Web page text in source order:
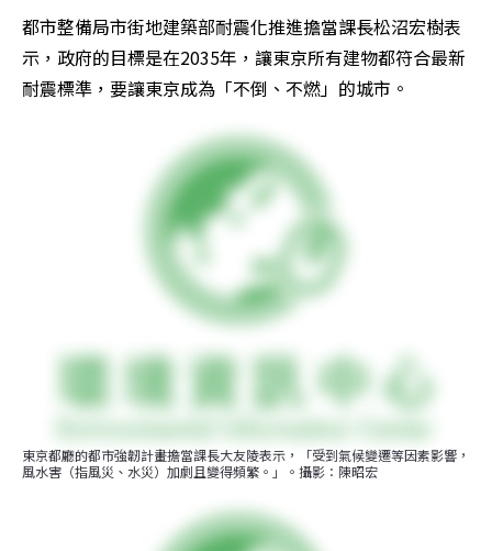
都市整備局市街地建築部耐震化推進擔當課長松沼宏樹表
示，政府的目標是在2035年，讓東京所有建物都符合最新
耐震標準，要讓東京成為「不倒、不燃」的城市。
東京都廳的都市強韌計畫擔當課長大友陵表示，「受到氣候變遷等因素影響，
風水害（指風災、水災）加劇且變得頻繁。」。攝影：陳昭宏